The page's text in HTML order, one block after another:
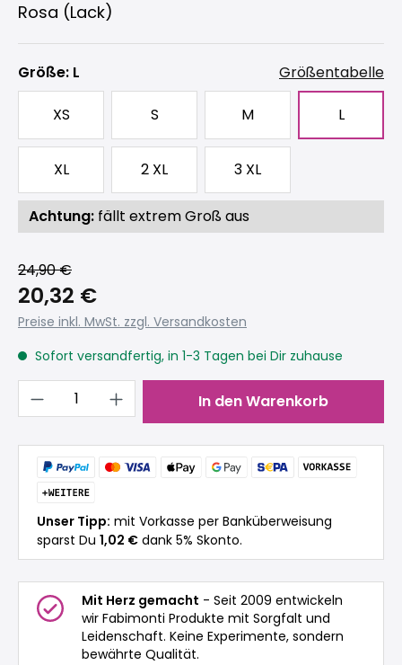
Rosa (Lack)
Größeauswählen
: L Größentabelle
XS S M L
XL 2 XL 3 XL
Achtung: fällt extrem Groß aus
24,90 €
20,32 €
Preise inkl. MwSt. zzgl. Versandkosten
Sofort versandfertig, in 1-3 Tagen bei Dir zuhause
Produkt Anzahl: Gib den
In den Warenkorb
Unser Tipp: mit Vorkasse per Banküberweisung
sparst Du 1,02 € dank 5% Skonto.
Mit Herz gemacht - Seit 2009 entwickeln
wir Fabimonti Produkte mit Sorgfalt und
Leidenschaft. Keine Experimente, sondern
bewährte Qualität.